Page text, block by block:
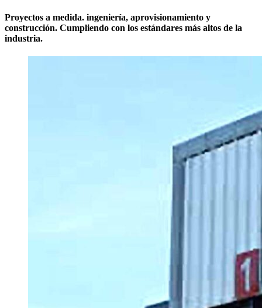
Proyectos a medida. ingeniería, aprovisionamiento y
construcción. Cumpliendo con los estándares más altos de la
industria.